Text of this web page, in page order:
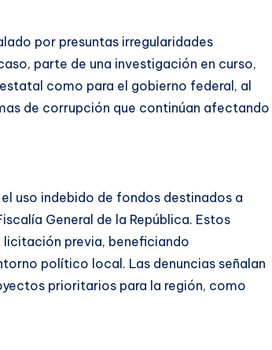
por presuntas irregularidades
parte de una investigación en curso,
como para el gobierno federal, al
de corrupción que continúan afectando
uso indebido de fondos destinados a
General de la República. Estos
previa, beneficiando
político local. Las denuncias señalan
prioritarios para la región, como